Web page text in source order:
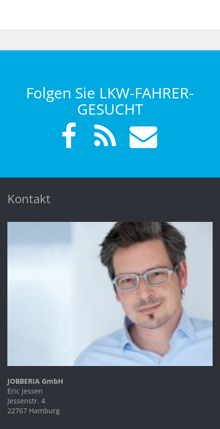
Folgen Sie LKW-FAHRER-
GESUCHT
Kontakt
JOBBERIA GmbH
Eric Jessen
Jessenstr. 4
22767 Hamburg